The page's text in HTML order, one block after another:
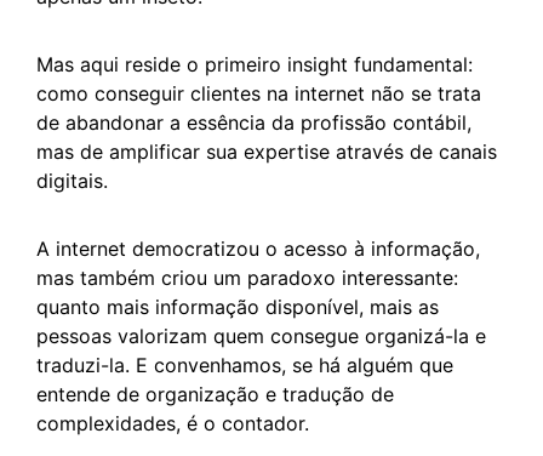
Mas aqui reside o primeiro insight fundamental:
como conseguir clientes na internet não se trata
de abandonar a essência da profissão contábil,
mas de amplificar sua expertise através de canais
digitais.
A internet democratizou o acesso à informação,
mas também criou um paradoxo interessante:
quanto mais informação disponível, mais as
pessoas valorizam quem consegue organizá-la e
traduzi-la. E convenhamos, se há alguém que
entende de organização e tradução de
complexidades, é o contador.